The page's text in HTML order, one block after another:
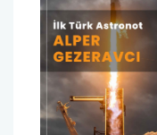
Serik İşletme Fakültesi
Spor Bilimleri Fakültesi
Su Ürünleri Fakültesi